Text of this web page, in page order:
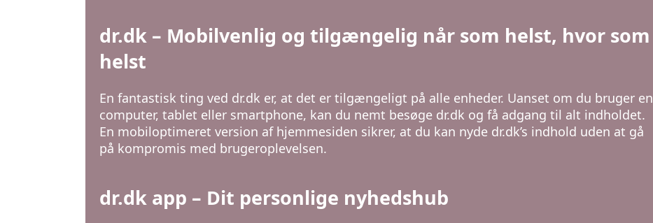
dr.dk – Mobilvenlig og tilgængelig når som helst, hvor som
helst
En fantastisk ting ved dr.dk er, at det er tilgængeligt på alle enheder. Uanset om du bruger en
computer, tablet eller smartphone, kan du nemt besøge dr.dk og få adgang til alt indholdet.
En mobiloptimeret version af hjemmesiden sikrer, at du kan nyde dr.dk’s indhold uden at gå
på kompromis med brugeroplevelsen.
dr.dk app – Dit personlige nyhedshub